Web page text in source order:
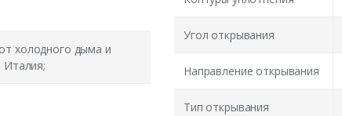
холодного дыма и
Италия;
Угол открывания
Направление открывания
Тип открывания